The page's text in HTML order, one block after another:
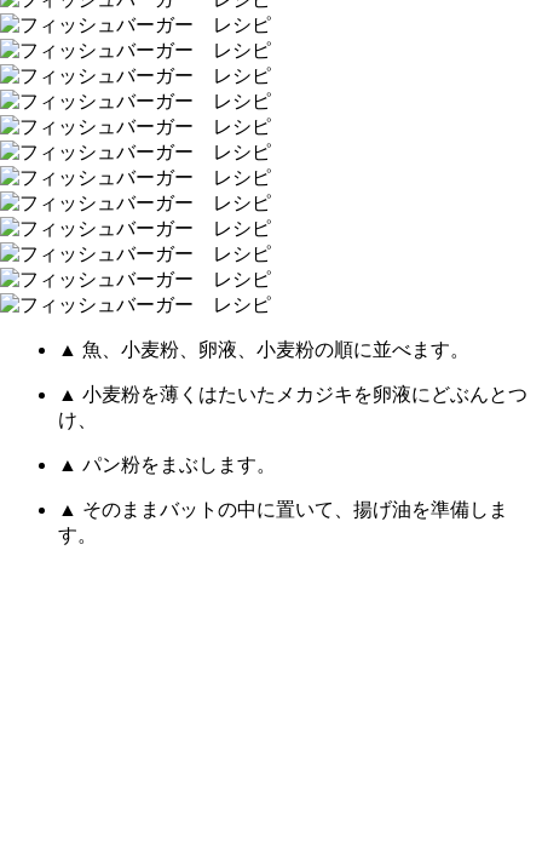
▲ 魚、小麦粉、卵液、小麦粉の順に並べます。
▲ 小麦粉を薄くはたいたメカジキを卵液にどぶんとつ
け、
▲ パン粉をまぶします。
▲ そのままバットの中に置いて、揚げ油を準備しま
す。